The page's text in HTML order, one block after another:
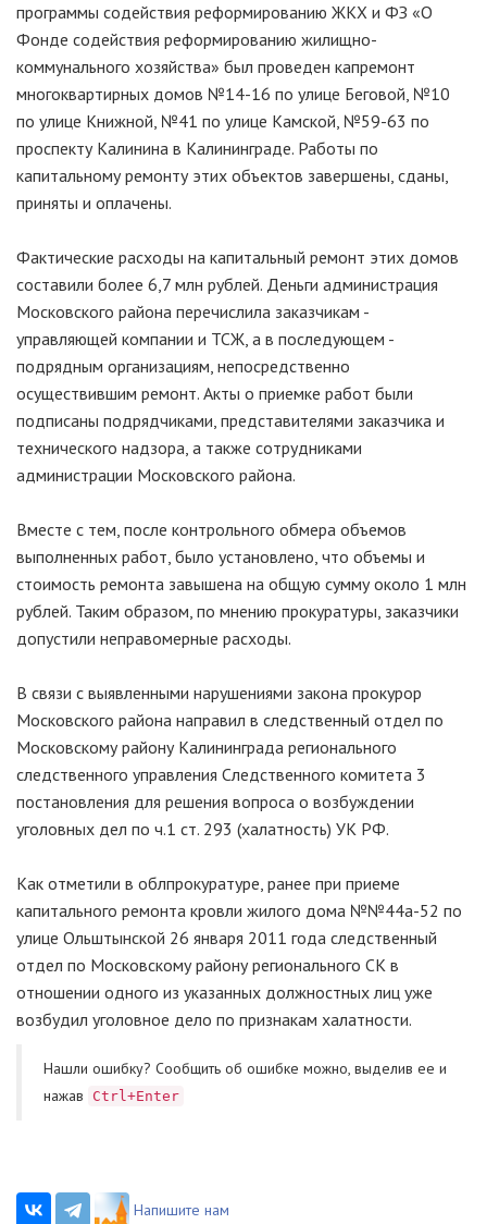
программы содействия реформированию ЖКХ и ФЗ «О
Фонде содействия реформированию жилищно-
коммунального хозяйства» был проведен капремонт
многоквартирных домов №14-16 по улице Беговой, №10
по улице Книжной, №41 по улице Камской, №59-63 по
проспекту Калинина в Калининграде. Работы по
капитальному ремонту этих объектов завершены, сданы,
приняты и оплачены.
Фактические расходы на капитальный ремонт этих домов
составили более 6,7 млн рублей. Деньги администрация
Московского района перечислила заказчикам -
управляющей компании и ТСЖ, а в последующем -
подрядным организациям, непосредственно
осуществившим ремонт. Акты о приемке работ были
подписаны подрядчиками, представителями заказчика и
технического надзора, а также сотрудниками
администрации Московского района.
Вместе с тем, после контрольного обмера объемов
выполненных работ, было установлено, что объемы и
стоимость ремонта завышена на общую сумму около 1 млн
рублей. Таким образом, по мнению прокуратуры, заказчики
допустили неправомерные расходы.
В связи с выявленными нарушениями закона прокурор
Московского района направил в следственный отдел по
Московскому району Калининграда регионального
следственного управления Следственного комитета 3
постановления для решения вопроса о возбуждении
уголовных дел по ч.1 ст. 293 (халатность) УК РФ.
Как отметили в облпрокуратуре, ранее при приеме
капитального ремонта кровли жилого дома №№44а-52 по
улице Ольштынской 26 января 2011 года следственный
отдел по Московскому району регионального СК в
отношении одного из указанных должностных лиц уже
возбудил уголовное дело по признакам халатности.
Нашли ошибку? Cообщить об ошибке можно, выделив ее и
нажав
Ctrl+Enter
Напишите нам